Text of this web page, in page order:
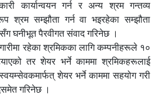
कार्यान्वयन गर्न र अन्य श्रम गन्तव्य
सम्झौता गर्न वा भइरहेका सम्झौता
घनीभूत पैरवीगत संवाद गरिनेछ ।
रहेका श्रमिकका लागि कम्पनीहरूले १०
तर शेयर भर्ने काममा श्रमिकहरूलाई
शेयर भर्ने काममा सहयोग गरी
गरिनेछ ।